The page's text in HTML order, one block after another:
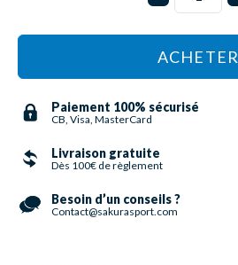
ACHETER
Paiement 100% sécurisé
CB, Visa, MasterCard
Livraison gratuite
Dès 100€ de règlement
Besoin d’un conseils ?
Contact@sakurasport.com